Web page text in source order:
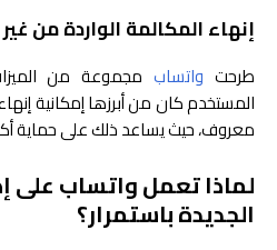
إنهاء المكالمة الواردة من
طرحت واتسابمجموعة من
المستخدم كان من أبرزها إمكانية
معروف، حيث يساعد ذلك على حماية
لماذا تعمل واتساب على
الجديدة باستمرار؟